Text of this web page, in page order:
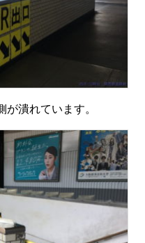
が潰れています。